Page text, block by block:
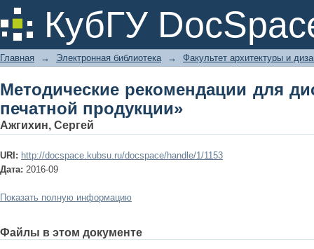
КубГУ
Методические рекомендации для
Главная → Электронная библиотека → Факультет архитектуры и
Методические рекомендации для
печатной продукции»
Ажгихин, Сергей
URI: http://docspace.kubsu.ru/docspace/handle/1/1153
Дата: 2016-09
Показать полную информацию
Файлы в этом документе